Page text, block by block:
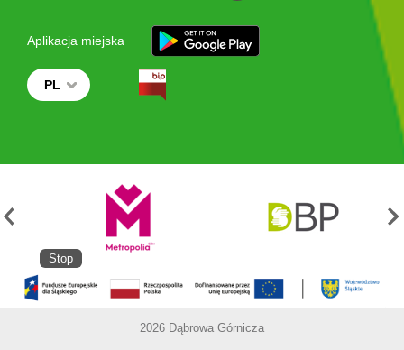
Aplikacja miejska
PL
Stop
2026 Dąbrowa Górnicza